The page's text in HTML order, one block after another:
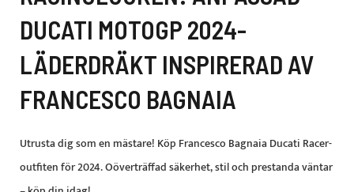
DUCATI MOTOGP 2024-
LÄDERDRÄKT INSPIRERAD AV
FRANCESCO BAGNAIA
Utrusta dig som en mästare! Köp Francesco Bagnaia Ducati Racer-
outfiten för 2024. Oöverträffad säkerhet, stil och prestanda väntar